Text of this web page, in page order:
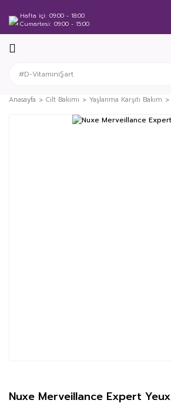
Hafta içi 09:00 - 18:00
Cumartesi 09:00 - 15:00
Anasayfa Cilt Bakımı Yaşlanma Karşıtı Bakım
Nuxe Merveillance Expert Yeux